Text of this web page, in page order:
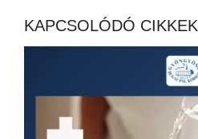
KAPCSOLÓDÓ CIKKEK